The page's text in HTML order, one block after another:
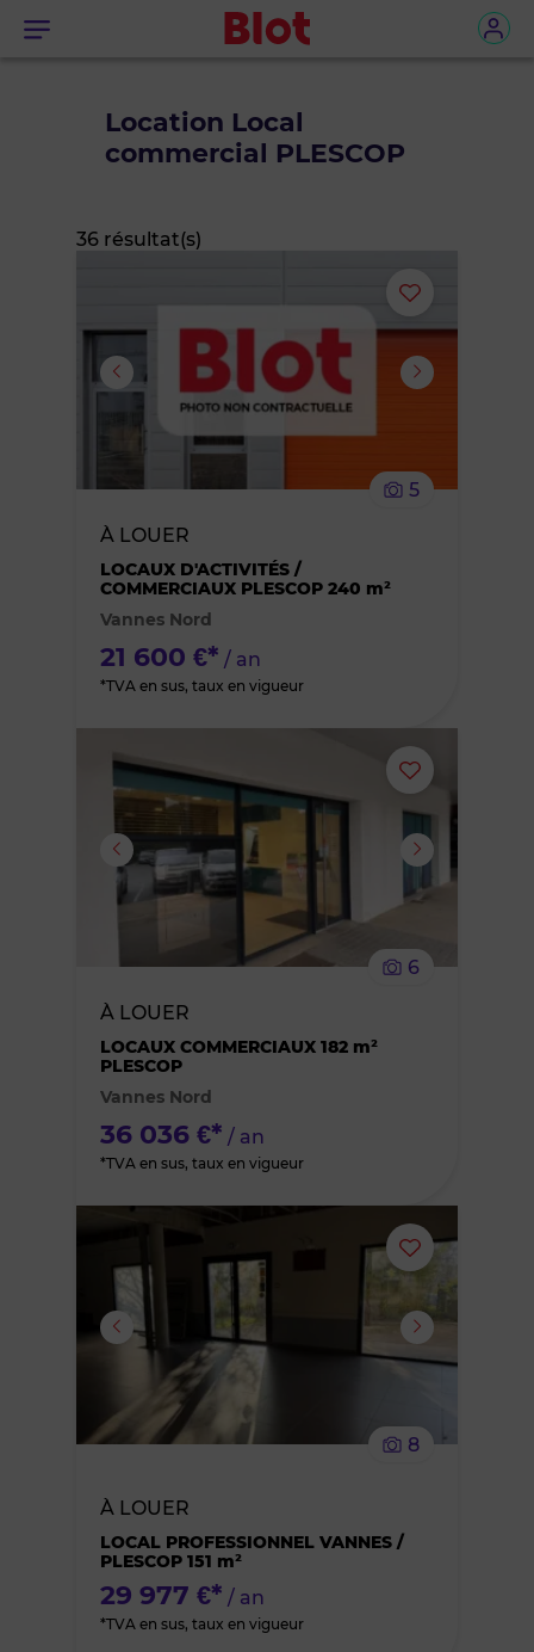
Menu
Location Local
commercial PLESCOP
36 résultat(s)
Ajouter
ou
5
À LOUER
LOCAUX D'ACTIVITÉS /
COMMERCIAUX PLESCOP 240 m²
Vannes Nord
21 600 €* / an
*TVA en sus, taux en vigueur
Ajouter
ou
supprimer
6
À LOUER
LOCAUX COMMERCIAUX 182 m²
PLESCOP
Vannes Nord
36 036 €* / an
*TVA en sus, taux en vigueur
Ajouter
ou
supprimer
8
À LOUER
LOCAL PROFESSIONNEL VANNES /
PLESCOP 151 m²
29 977 €* / an
*TVA en sus, taux en vigueur